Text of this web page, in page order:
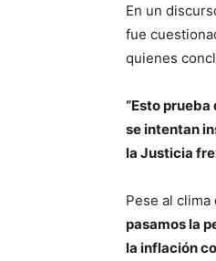
En un
fue
quienes
“Esto
se intentan
la Justicia
Pese al
pasamos la
la inflación